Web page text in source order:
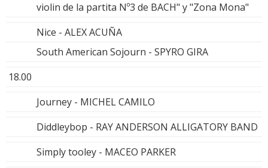
violin de la partita Nº3 de BACH" y "Zona Mona"
Nice - ALEX ACUÑA
South American Sojourn - SPYRO GIRA
18.00
Journey - MICHEL CAMILO
Diddleybop - RAY ANDERSON ALLIGATORY BAND
Simply tooley - MACEO PARKER